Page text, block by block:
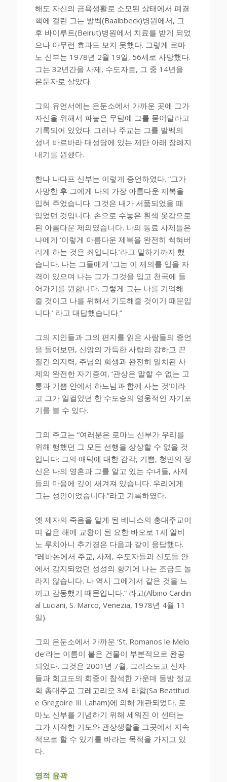
해도 자신의 금욕생활로 소모된 상태에서 폐결
핵에 걸린 그는 발벡(Baalbbeck)병원에서, 그
후 바이루트(Beirut)병원에서 치료를 받게 되었
으나 아무런 효과도 보지 못했다. 그렇게 로마
노 신부는 1978년 2월 19일, 56세로 사망했다.
그는 32년간을 사제, 수도자로, 그 중 14년을
은둔자로 살았다.
그의 유언서에는 은둔소에서 가까운 곳에 그가
자신을 위해서 파놓은 무덤에 그를 묻어달라고
기록되어 있었다. 그러나 주교는 그를 발벡의
성녀 바르바라 대성당에 있는 제단 아래 장례지
내기를 원했다.
한나 나다프 신부는 이렇게 증언하였다. “그가
사망한 후 그에게 나의 가장 아름다운 제복을
입혀 주었습니다. 그것은 내가 서품되었을 때
입었던 것입니다. 손으로 수놓은 흰색 옷감으로
된 아름다운 제의였습니다. 나의 동료 사제들은
나에게 ‘이렇게 아름다운 제복을 완전히 썩혀버
리게 하는 것은 죄입니다.’라고 말하기까지 했
습니다. 나는 그들에게 ‘그는 이 제의를 입을 자
격이 있으며 나는 그가 그것을 입고 천국에 들
어가기를 원합니다. 그렇게 그는 나를 기억해
줄 것이고 나를 위해서 기도해줄 것이기 때문입
니다.’ 라고 대답했습니다.”
그의 지인들과 그의 편지를 읽은 사람들의 증언
을 들어보면, 신앙의 가득한 사람의 강하고 끈
질긴 의지력, 주님의 희생과 완전히 일치된 사
제의 완전한 자기증여, ‘관상은 말할 수 없는 고
통과 기쁨 안에서 하느님과 함께 사는 것’이라
고 그가 일컬었던 한 수도승의 영웅적인 자기포
기를 볼 수 있다.
그의 주교는 “여러분은 로마노 신부가 우리를
위해 행했던 그 모든 선행을 상상할 수 없을 것
입니다: 그의 애덕에 대한 감각, 기쁨, 청빈의 정
신은 나의 영혼과 그를 알고 있는 수녀들, 사제
들의 마음에 깊이 새겨져 있습니다. 우리에게
그는 성인이었습니다.”라고 기록하였다.
옛 제자의 죽음을 알게 된 베니스의 총대주교이
며 같은 해에 교황이 된 요한 바오로 1세 알비
노 루치아니 추기경은 다음과 같이 응답했다.
“레바논에서 주교, 사제, 수도자들과 신도들 안
에서 감지되었던 성성의 향기에 나는 조금도 놀
라지 않습니다. 나 역시 그에게서 같은 것을 느
끼고 감동했기 때문입니다.” 라고(Albino Cardin
al Luciani, S. Marco, Venezia, 1978년 4월 11
일).
그의 은둔소에서 가까운 ‘St. Romanos le Melo
de'라는 이름이 붙은 건물이 부분적으로 완공
되었다. 그것은 2001년 7월, 그리스도교 신자
들과 회교도의 회중이 참석한 가운데 동방 정교
회 총대주교 그레고리오 3세 라함(Sa Beatitud
e Gregoire Ⅲ Laham)에 의해 개관되었다. 로
마노 신부를 기념하기 위해 세워진 이 센터는
그가 시작한 기도와 관상생활을 그곳에서 지속
적으로 할 수 있기를 바라는 목적을 가지고 있
다.
영적 윤곽